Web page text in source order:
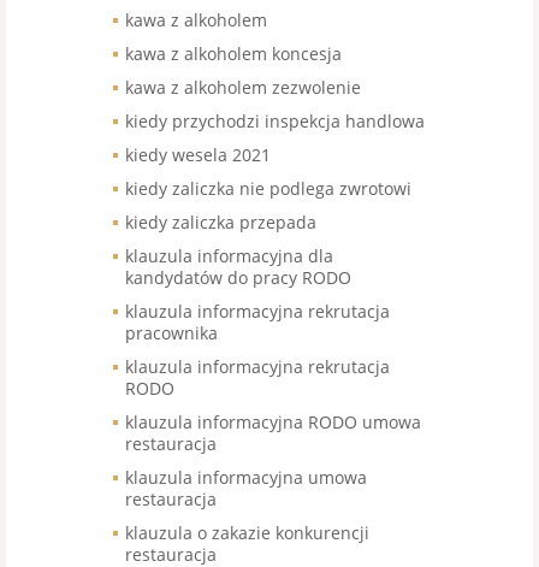
kawa z alkoholem
kawa z alkoholem koncesja
kawa z alkoholem zezwolenie
kiedy przychodzi inspekcja handlowa
kiedy wesela 2021
kiedy zaliczka nie podlega zwrotowi
kiedy zaliczka przepada
klauzula informacyjna dla
kandydatów do pracy RODO
klauzula informacyjna rekrutacja
pracownika
klauzula informacyjna rekrutacja
RODO
klauzula informacyjna RODO umowa
restauracja
klauzula informacyjna umowa
restauracja
klauzula o zakazie konkurencji
restauracja